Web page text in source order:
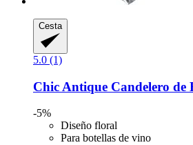
Cesta
5.0 (1)
Chic Antique Candelero de
-5%
Diseño floral
Para botellas de vino